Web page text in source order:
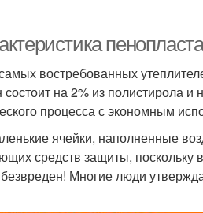
пенопласта
востребованных
на 2% из полистирола и
процесса с экономным
ячейки, наполненные
средств защиты,
Многие люди